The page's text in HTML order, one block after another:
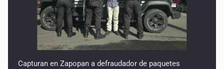
Quinto Patio
18 de Julio de 2026
Quinto Patio
Capturan en Zapopan a defraudador de paquetes